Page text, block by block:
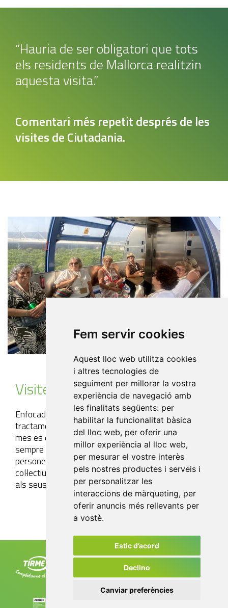
Fem servir cookies
Aquest lloc web utilitza cookies
i altres tecnologies de
seguiment per millorar la vostra
experiència de navegació amb
les finalitats següents: per
habilitar la funcionalitat bàsica
del lloc web, per oferir una
millor experiència al lloc web,
per mesurar el vostre interès
pels nostres productes i serveis i
per personalitzar les
interaccions de màrqueting, per
oferir anuncis més rellevants per
a vostè.
Estic d’acord
Declino
Canviar preferències
“Hauria de ser obligatori que tots
els residents de Mallorca realitzin
aquesta visita.”
Comentari més repetit després de les
visites de Ciutadania.
Visites ciutadania
Enfocades a la ciutadania que desitja comprovar el
tractament dels residus urbans a l'illa. Un dissabte al
mes es duu a terme una visita totalment gratuïta,
sempre que es formi un grup amb més de 40
persones. Així mateix, associacions de veïns o altres
col·lectius poden sol·licitar també una visita adaptada
als seus interessos.
Tirme, SA, ctra. de Sóller, km 8,2
07120 Palma. Tel. +34 971 435 050
info@tirme.com